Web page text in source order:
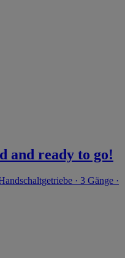
and ready to go!
· 3 Gänge ·